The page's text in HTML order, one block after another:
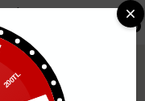
0
200TL